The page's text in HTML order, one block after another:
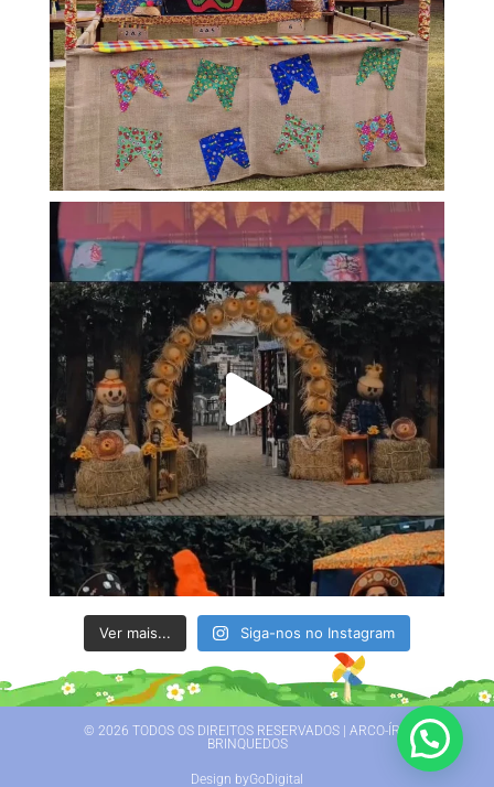
Ver mais... Siga-nos no Instagram
© 2026 TODOS OS DIREITOS RESERVADOS | ARCO-ÍRIS
BRINQUEDOS
Design byGoDigital